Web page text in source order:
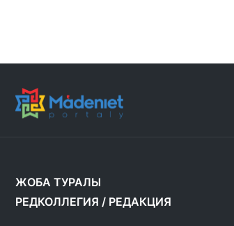
ЖОБА ТУРАЛЫ
РЕДКОЛЛЕГИЯ / РЕДАКЦИЯ